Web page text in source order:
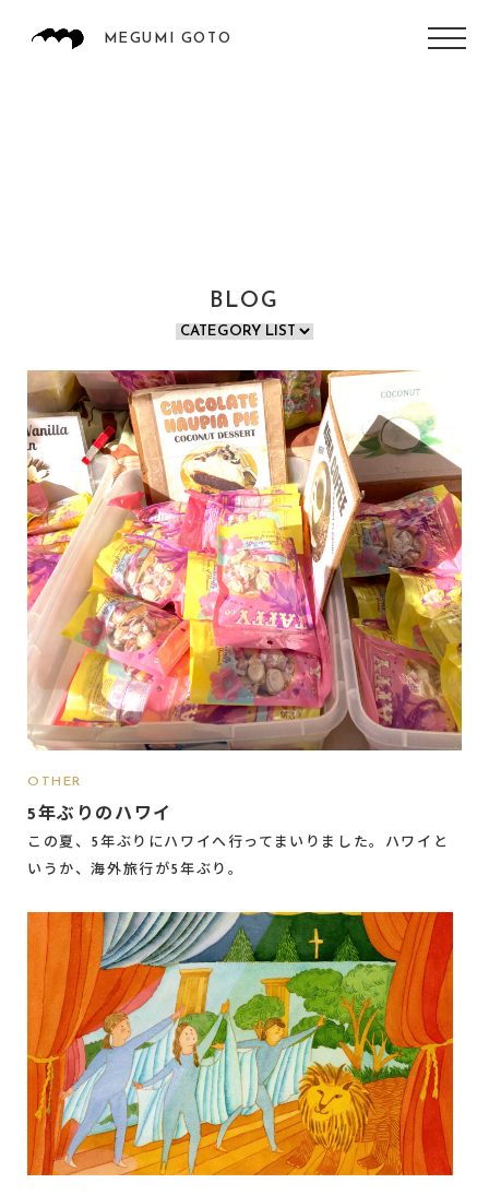
MEGUMI GOTO
BLOG
OTHER
5年ぶりのハワイ
この夏、5年ぶりにハワイへ行ってまいりました。ハワイと
いうか、海外旅行が5年ぶり。